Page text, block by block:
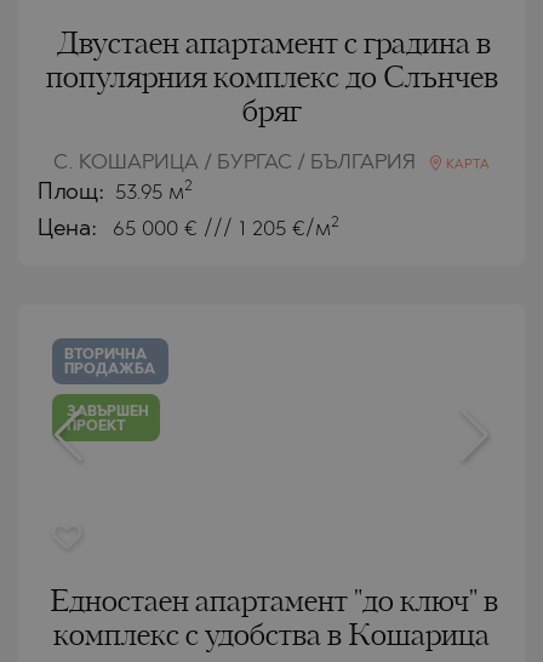
Двустаен апартамент с градина в
популярния комплекс до Слънчев
бряг
С. КОШАРИЦА / БУРГАС / БЪЛГАРИЯ КАРТА
Площ: 53.95 м2
Цена: 65 000 € /// 1 205 €/м2
ВТОРИЧНА
ПРОДАЖБА
ЗАВЪРШЕН
ПРОЕКТ
Едностаен апартамент "до ключ" в
комплекс с удобства в Кошарица